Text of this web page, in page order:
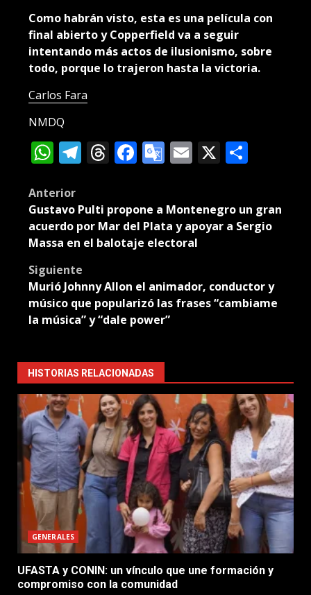
Como habrán visto, esta es una película con
final abierto y Copperfield va a seguir
intentando más actos de ilusionismo, sobre
todo, porque lo trajeron hasta la victoria.
Carlos Fara
NMDQ
WhatsApp
Telegram
Threads
Facebook
Google
Email
X
Post
navigation
Anterior
Gustavo Pulti propone a Montenegro un gran
acuerdo por Mar del Plata y apoyar a Sergio
Massa en el balotaje electoral
Siguiente
Murió Johnny Allon el animador, conductor y
músico que popularizó las frases “cambiame
la música” y “dale power”
HISTORIAS RELACIONADAS
GENERALES
UFASTA y CONIN: un vínculo que une formación y
compromiso con la comunidad